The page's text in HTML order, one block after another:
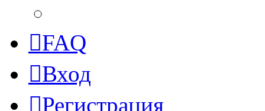
FAQ
Вход
Регистрация